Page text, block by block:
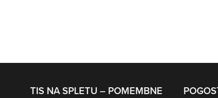
TIS NA SPLETU – POMEMBNE